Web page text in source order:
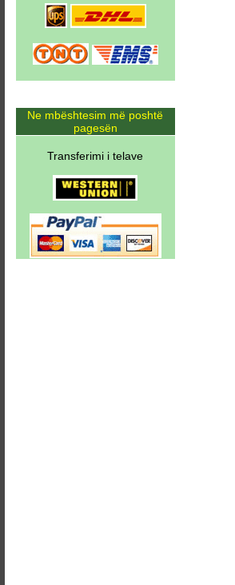
Ne mbështesim më poshtë
pagesën
Transferimi i telave